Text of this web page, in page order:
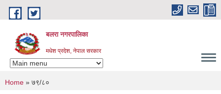
Skip to main content
बलरा नगरपालिका
मधेश प्रदेश, नेपाल सरकार
You are here
Home » ७९/८०